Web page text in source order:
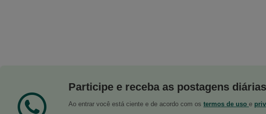
Participe e receba as postagens
Ao entrar você está ciente e de acordo com os termos de uso e